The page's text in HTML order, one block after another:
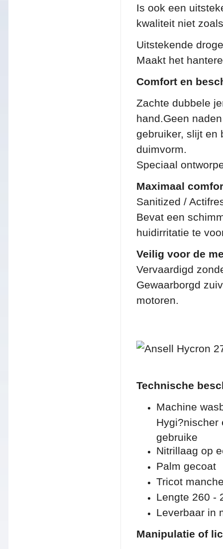
Is ook een
kwaliteit niet
Uitstekende
Maakt het
Comfort en
Zachte dubbele
hand.Geen
gebruiker, slijt en
duimvorm.
Speciaal
Maximaal
Sanitized /
Bevat een
huidirritatie te
Veilig voor de
Vervaardigd
Gewaarborgd
motoren.
Technische
Machine
Hygi?nischer
gebruike
Nitrillaag op
Palm gecoat
Tricot
Lengte 260 -
Leverbaar in
Manipulatie of